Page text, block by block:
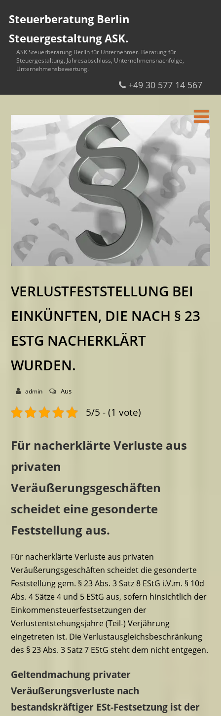
Steuerberatung Berlin
Steuergestaltung ASK.
ASK Steuerberatung Berlin für Unternehmer. Beratung für
Steuergestaltung, Jahresabschluss, Unternehmensnachfolge,
Unternehmensbewertung.
+49 30 577 14 567
VERLUSTFESTSTELLUNG BEI
EINKÜNFTEN, DIE NACH § 23
ESTG NACHERKLÄRT
WURDEN.
admin Aus
5/5 - (1 vote)
Für nacherklärte Verluste aus
privaten
Veräußerungsgeschäften
scheidet eine gesonderte
Feststellung aus.
Für nacherklärte Verluste aus privaten
Veräußerungsgeschäften scheidet die gesonderte
Feststellung gem. § 23 Abs. 3 Satz 8 EStG i.V.m. § 10d
Abs. 4 Sätze 4 und 5 EStG aus, sofern hinsichtlich der
Einkommensteuerfestsetzungen der
Verlustentstehungsjahre (Teil-) Verjährung
eingetreten ist. Die Verlustausgleichsbeschränkung
des § 23 Abs. 3 Satz 7 EStG steht dem nicht entgegen.
Geltendmachung privater
Veräußerungsverluste nach
bestandskräftiger ESt-Festsetzung ist der